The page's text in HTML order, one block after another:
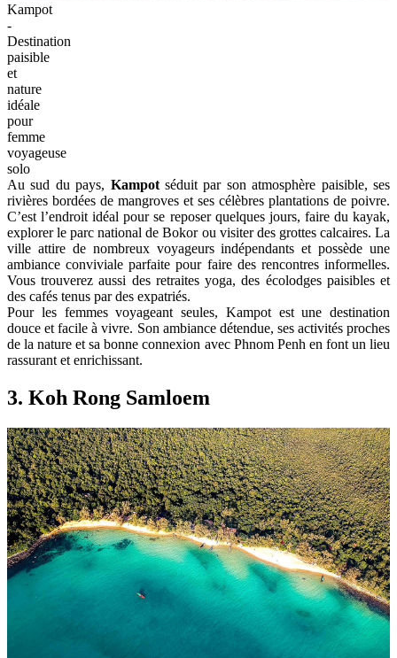
Kampot
-
Destination
paisible
et
nature
idéale
pour
femme
voyageuse
solo
Au sud du pays, Kampotséduit par son atmosphère paisible, ses
rivières bordées de mangroves et ses célèbres plantations de poivre.
C’est l’endroit idéal pour se reposer quelques jours, faire du kayak,
explorer le parc national de Bokor ou visiter des grottes calcaires. La
ville attire de nombreux voyageurs indépendants et possède une
ambiance conviviale parfaite pour faire des rencontres informelles.
Vous trouverez aussi des retraites yoga, des écolodges paisibles et
des cafés tenus par des expatriés.
Pour les femmes voyageant seules, Kampot est une destination
douce et facile à vivre. Son ambiance détendue, ses activités proches
de la nature et sa bonne connexion avec Phnom Penh en font un lieu
rassurant et enrichissant.
3. Koh Rong Samloem